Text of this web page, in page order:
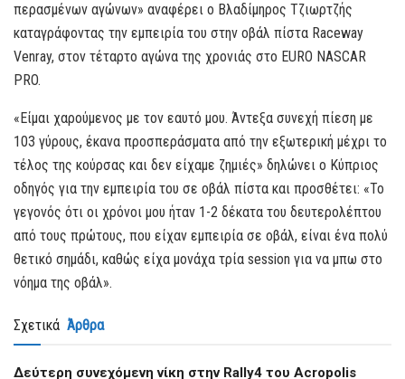
περασμένων αγώνων» αναφέρει ο Βλαδίμηρος Τζιωρτζής
καταγράφοντας την εμπειρία του στην οβάλ πίστα Raceway
Venray, στον τέταρτο αγώνα της χρονιάς στο EURO NASCAR
PRO.
«Είμαι χαρούμενος με τον εαυτό μου. Άντεξα συνεχή πίεση με
103 γύρους, έκανα προσπεράσματα από την εξωτερική μέχρι το
τέλος της κούρσας και δεν είχαμε ζημιές» δηλώνει ο Κύπριος
οδηγός για την εμπειρία του σε οβάλ πίστα και προσθέτει: «Το
γεγονός ότι οι χρόνοι μου ήταν 1-2 δέκατα του δευτερολέπτου
από τους πρώτους, που είχαν εμπειρία σε οβάλ, είναι ένα πολύ
θετικό σημάδι, καθώς είχα μονάχα τρία session για να μπω στο
νόημα της οβάλ».
Σχετικά Άρθρα
Δεύτερη συνεχόμενη νίκη στην Rally4 του Acropolis